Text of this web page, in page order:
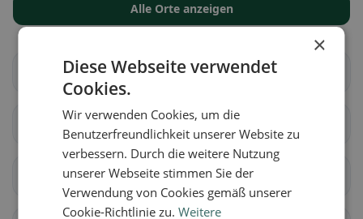
Alle Orte anzeigen
Aarau
Biberstein Buchs (AG)
Densbüren Erlinsbach (AG)
×
Diese Webseite verwendet
Cookies.
Wir verwenden Cookies, um die
Benutzerfreundlichkeit unserer Website zu
verbessern. Durch die weitere Nutzung
unserer Webseite stimmen Sie der
Verwendung von Cookies gemäß unserer
Cookie-Richtlinie zu.Weitere